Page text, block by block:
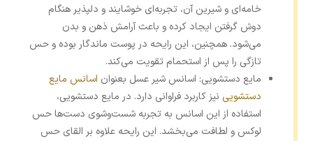
خامه‌ای و شیرین آن، تجربه‌ای خوشایند و دلپذیر هنگام
دوش گرفتن ایجاد کرده و باعث آرامش ذهن و بدن
می‌شود. همچنین، این رایحه در پوست ماندگار بوده و حس
تازگی را پس از استحمام تقویت می‌کند.
مایع دستشویی: اسانس شیر عسل بعنوان اسانس مایع
دستشویی نیز کاربرد فراوانی دارد. در مایع دستشویی،
استفاده از این اسانس به تجربه شست‌وشوی دست‌ها حس
لوکس و لطافت می‌بخشد. این رایحه علاوه بر القای حس